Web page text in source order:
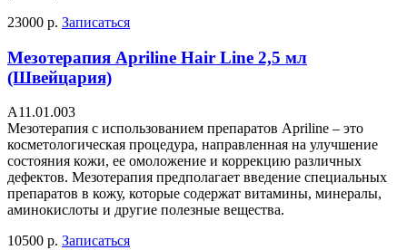
23000 р. Записаться
Мезотерапия Apriline Hair Line 2,5 мл
(Швейцария)
А11.01.003
Мезотерапия с использованием препаратов Apriline – это
косметологическая процедура, направленная на улучшение
состояния кожи, ее омоложение и коррекцию различных
дефектов. Мезотерапия предполагает введение специальных
препаратов в кожу, которые содержат витамины, минералы,
аминокислоты и другие полезные вещества.
10500 р. Записаться